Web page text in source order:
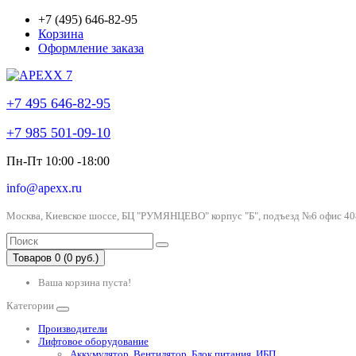
+7 (495) 646-82-95
Корзина
Оформление заказа
+7 495 646-82-95
+7 985 501-09-10
Пн-Пт 10:00 -18:00
info@apexx.ru
Москва, Киевское шоссе, БЦ "РУМЯНЦЕВО" корпус "Б", подъезд №6 офис
Товаров 0 (0 руб.)
Ваша корзина пуста!
Категории
Производители
Лифтовое оборудование